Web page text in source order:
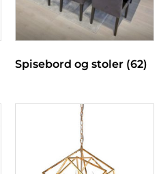
Spisebord og stoler (62)